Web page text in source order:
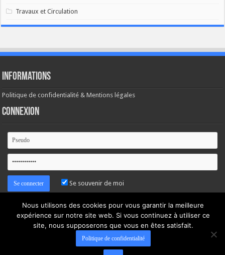
Travaux et Circulation
Informations
Politique de confidentialité & Mentions légales
Connexion
Se souvenir de moi
Mot de passe oublié ?
Nous utilisons des cookies pour vous garantir la meilleure
expérience sur notre site web. Si vous continuez à utiliser ce
site, nous supposerons que vous en êtes satisfait.
Politique de confidentialité